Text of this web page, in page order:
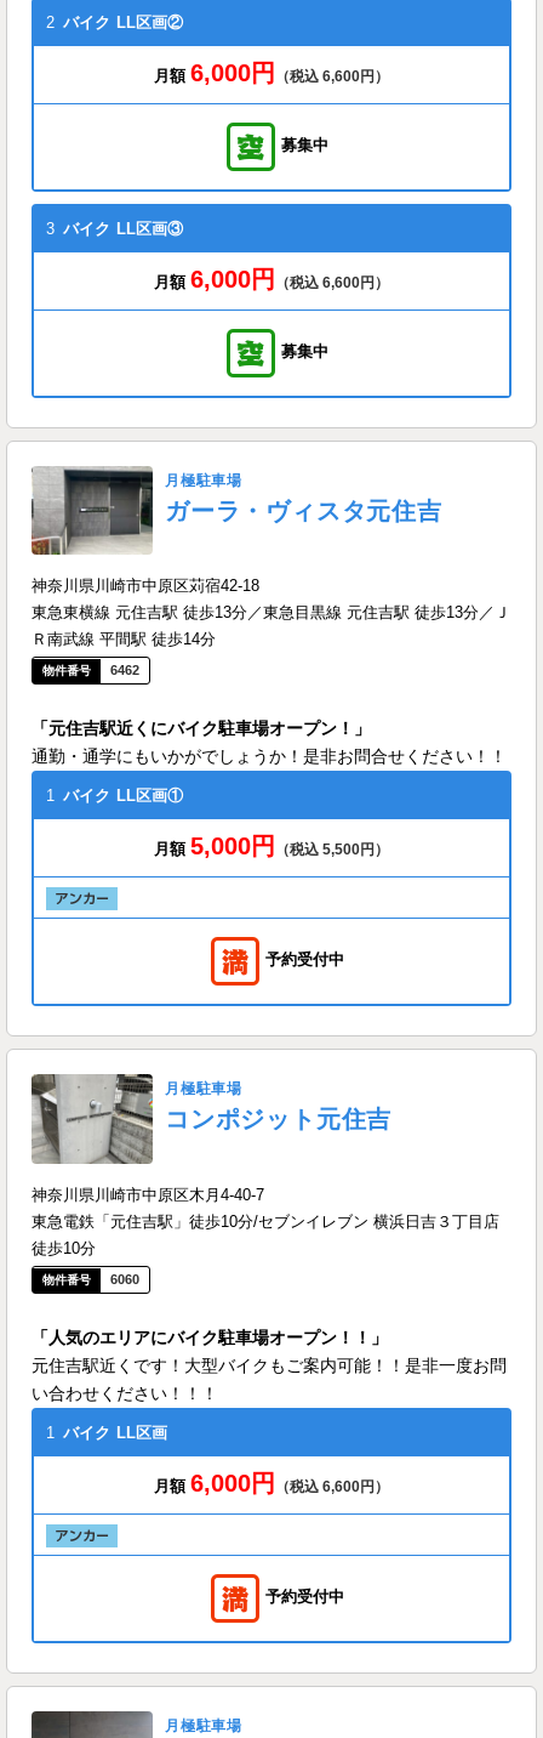
2 バイク LL区画②
月額 6,000円 （税込 6,600円）
募集中
3 バイク LL区画③
月額 6,000円 （税込 6,600円）
募集中
月極駐車場
ガーラ・ヴィスタ元住吉
神奈川県川崎市中原区苅宿42-18
東急東横線 元住吉駅 徒歩13分／東急目黒線 元住吉駅 徒歩13分／Ｊ
Ｒ南武線 平間駅 徒歩14分
6462
「元住吉駅近くにバイク駐車場オープン！」
通勤・通学にもいかがでしょうか！是非お問合せください！！
1 バイク LL区画①
月額 5,000円 （税込 5,500円）
予約受付中
月極駐車場
コンポジット元住吉
神奈川県川崎市中原区木月4-40-7
東急電鉄「元住吉駅」徒歩10分/セブンイレブン 横浜日吉３丁目店
徒歩10分
6060
「人気のエリアにバイク駐車場オープン！！」
元住吉駅近くです！大型バイクもご案内可能！！是非一度お問
い合わせください！！！
1 バイク LL区画
月額 6,000円 （税込 6,600円）
予約受付中
月極駐車場